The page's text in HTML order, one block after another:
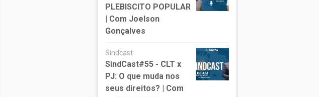
PLEBISCITO POPULAR
| Com Joelson
Gonçalves
Sindcast
SindCast#55 - CLT x
PJ: O que muda nos
seus direitos? | Com